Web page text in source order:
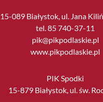
15-089 Białystok, ul. Jana
tel. 85 740-37-11
pik@pikpodlaskie.pl
www.pikpodlaskie.pl
PIK Spodki
15-879 Białystok, ul. św.